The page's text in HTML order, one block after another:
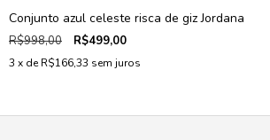
Conjunto azul celeste risca de giz Jordana
R$998,00 R$499,00
3 x deR$166,33 sem juros